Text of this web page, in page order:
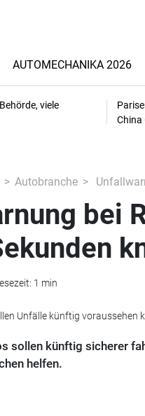
AUTOMECHANIKA 2026
viele
China
Autobranche
bei
1 min
Unfälle künftig voraussehen
sollen künftig sicherer
helfen.